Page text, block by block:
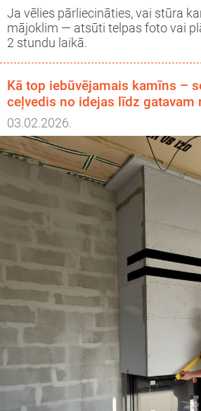
Ja vēlies pārliecināties, vai stūra
mājoklim — atsūti telpas foto vai
2 stundu laikā.
Kā top iebūvējamais kamīns –
ceļvedis no idejas līdz gatavam
03.02.2026.